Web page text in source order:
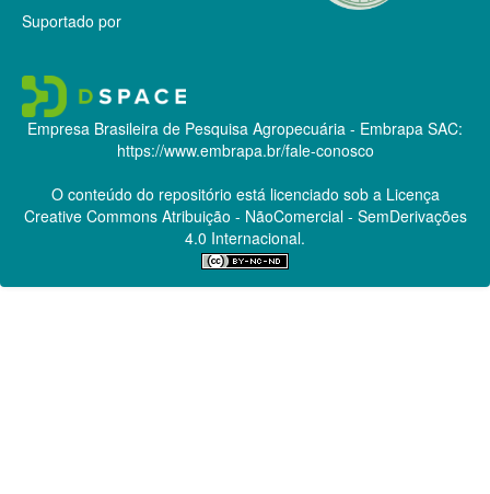
Suportado por
Empresa Brasileira de Pesquisa Agropecuária - Embrapa SAC:
https://www.embrapa.br/fale-conosco
O conteúdo do repositório está licenciado sob a Licença
Creative CommonsAtribuição - NãoComercial - SemDerivações
4.0 Internacional.